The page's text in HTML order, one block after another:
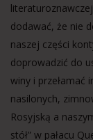
dodawać, że nie
naszej części
doprowadzić do
winy i przełamać
nasilonych,
Rosyjską a
stół” w pałacu